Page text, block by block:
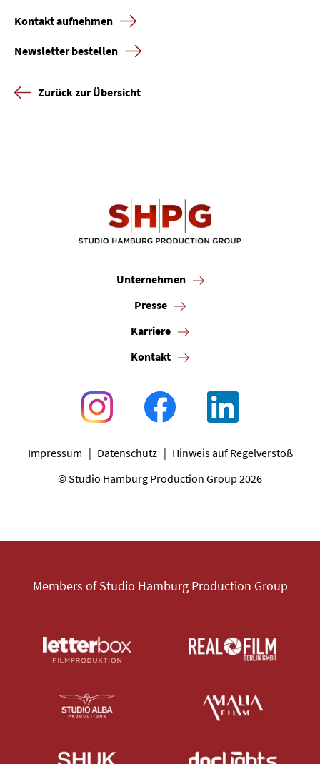
Kontakt aufnehmen
Newsletter bestellen
Zurück zur Übersicht
Unternehmen
Presse
Karriere
Kontakt
Impressum Datenschutz
Hinweis auf Regelverstoß
© Studio Hamburg Production Group 2026
Members of Studio Hamburg Production Group